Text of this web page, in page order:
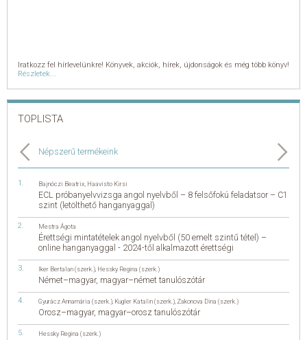
Iratkozz fel hírlevelünkre! Könyvek, akciók, hírek, újdonságok és még több könyv!
Részletek...
TOPLISTA
Népszerű termékeink
Bajnóczi Beatrix Haavisto Kirsi
ECL próbanyelvvizsga angol nyelvből – 8 felsőfokú feladatsor – C1
szint (letölthető hanganyaggal)
Mestra Ágota
Érettségi mintatételek angol nyelvből (50 emelt szintű tétel) –
online hanganyaggal - 2024-től alkalmazott érettségi
Iker Bertalan (szerk.) Hessky Regina (szerk.)
Német–magyar, magyar–német tanulószótár
Gyurácz Annamária (szerk.) Kugler Katalin (szerk.) Zakonova Dina (szerk.)
Orosz–magyar, magyar–orosz tanulószótár
Hessky Regina (szerk.)